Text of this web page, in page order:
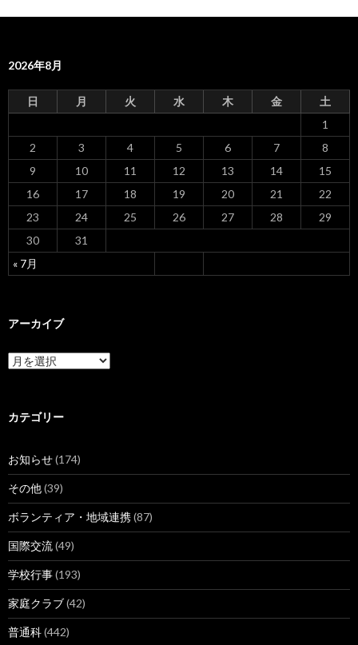
ゲ
シ
ョ
ン
2026年8月
日 月 火 水 木 金 土
« 7月
1
2
3 4 5 6 7
8
9
10 11 12 13 14
15
16
17 18 19 20 21
22
23
24 25 26 27 28
29
30
31
アーカイブ
ア
ー
ブ
カテゴリー
お知らせ(174)
その他(39)
ボランティア・地域連携(87)
国際交流(49)
学校行事(193)
家庭クラブ(42)
普通科(442)